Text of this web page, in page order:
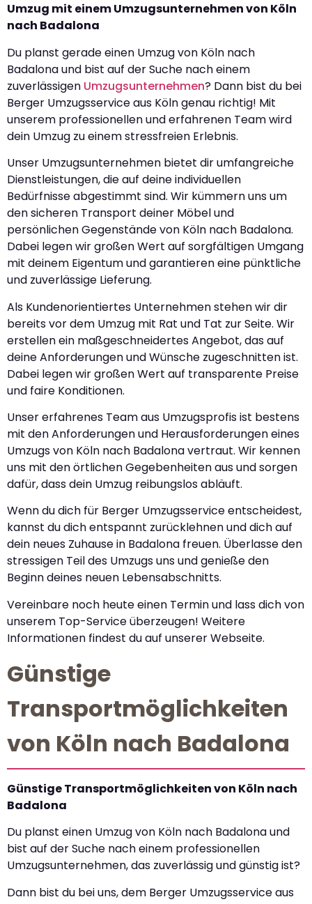
Umzug mit einem Umzugsunternehmen von Köln
nach Badalona
Du planst gerade einen Umzug von Köln nach
Badalona und bist auf der Suche nach einem
zuverlässigen Umzugsunternehmen? Dann bist du bei
Berger Umzugsservice aus Köln genau richtig! Mit
unserem professionellen und erfahrenen Team wird
dein Umzug zu einem stressfreien Erlebnis.
Unser Umzugsunternehmen bietet dir umfangreiche
Dienstleistungen, die auf deine individuellen
Bedürfnisse abgestimmt sind. Wir kümmern uns um
den sicheren Transport deiner Möbel und
persönlichen Gegenstände von Köln nach Badalona.
Dabei legen wir großen Wert auf sorgfältigen Umgang
mit deinem Eigentum und garantieren eine pünktliche
und zuverlässige Lieferung.
Als Kundenorientiertes Unternehmen stehen wir dir
bereits vor dem Umzug mit Rat und Tat zur Seite. Wir
erstellen ein maßgeschneidertes Angebot, das auf
deine Anforderungen und Wünsche zugeschnitten ist.
Dabei legen wir großen Wert auf transparente Preise
und faire Konditionen.
Unser erfahrenes Team aus Umzugsprofis ist bestens
mit den Anforderungen und Herausforderungen eines
Umzugs von Köln nach Badalona vertraut. Wir kennen
uns mit den örtlichen Gegebenheiten aus und sorgen
dafür, dass dein Umzug reibungslos abläuft.
Wenn du dich für Berger Umzugsservice entscheidest,
kannst du dich entspannt zurücklehnen und dich auf
dein neues Zuhause in Badalona freuen. Überlasse den
stressigen Teil des Umzugs uns und genieße den
Beginn deines neuen Lebensabschnitts.
Vereinbare noch heute einen Termin und lass dich von
unserem Top-Service überzeugen! Weitere
Informationen findest du auf unserer Webseite.
Günstige
Transportmöglichkeiten
von Köln nach Badalona
Günstige Transportmöglichkeiten von Köln nach
Badalona
Du planst einen Umzug von Köln nach Badalona und
bist auf der Suche nach einem professionellen
Umzugsunternehmen, das zuverlässig und günstig ist?
Dann bist du bei uns, dem Berger Umzugsservice aus